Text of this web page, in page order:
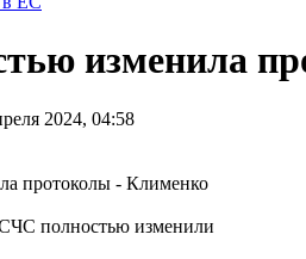
изменила
2024, 04:58
полностью изменили